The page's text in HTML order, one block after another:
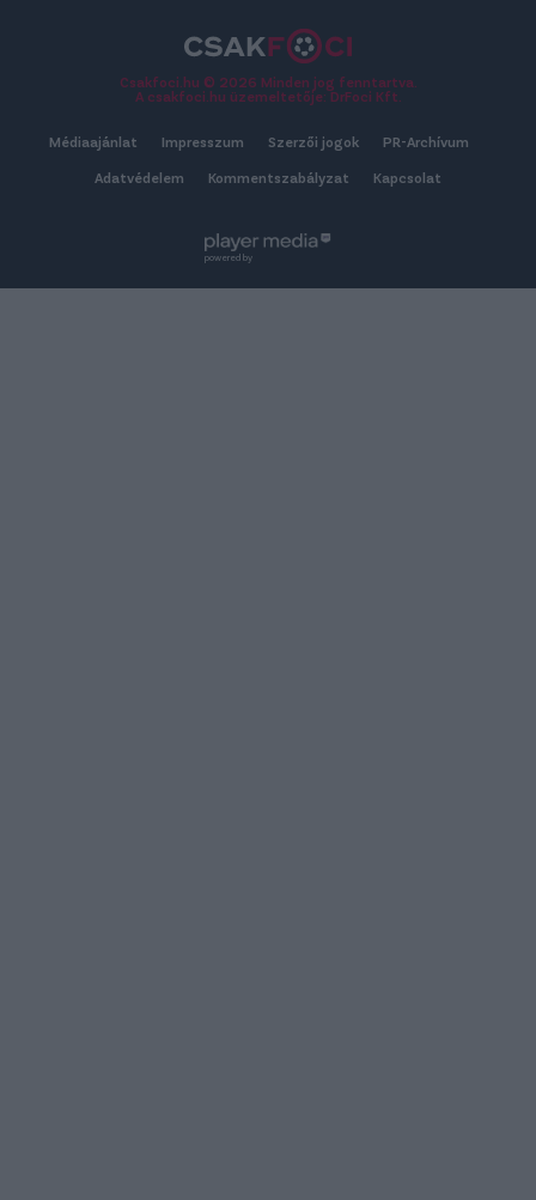
Csakfoci.hu © 2026 Minden jog fenntartva.
A csakfoci.hu üzemeltetője: DrFoci Kft.
Médiaajánlat Impresszum Szerzői jogok PR-Archívum
Adatvédelem Kommentszabályzat Kapcsolat
powered by